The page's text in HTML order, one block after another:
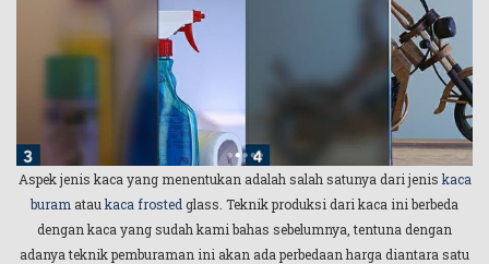
Aspek jenis kaca yang menentukan adalah salah satunya dari jenis kaca
buram atau kaca frosted glass. Teknik produksi dari kaca ini berbeda
dengan kaca yang sudah kami bahas sebelumnya, tentuna dengan
adanya teknik pemburaman ini akan ada perbedaan harga diantara satu